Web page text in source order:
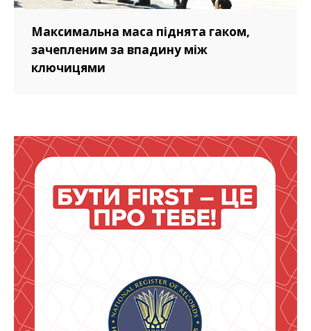
Максимальна маса піднята гаком,
зачепленим за впадину між
ключицями